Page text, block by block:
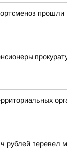
прошли
рублей перевел